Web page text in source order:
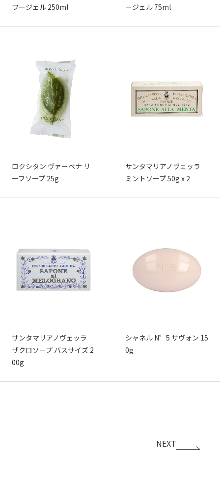
ワージェル 250ml
ージェル 75ml
ロクシタン ヴァーベナ リ
ーフソープ 25g
サンタマリアノヴェッラ
ミントソープ 50g x 2
サンタマリアノヴェッラ
ザクロソープ バスサイズ 2
00g
シャネル N゜5 サヴォン 15
0g
NEXT